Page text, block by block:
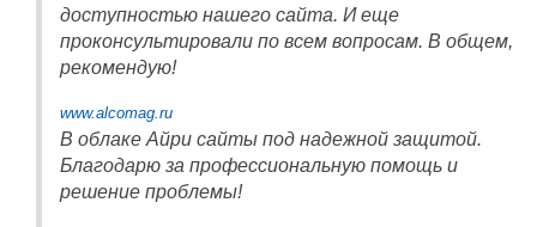
доступностью нашего сайта. И еще
проконсультировали по всем вопросам. В общем,
рекомендую!
www.alcomag.ru
В облаке Айри сайты под надежной защитой.
Благодарю за профессиональную помощь и
решение проблемы!